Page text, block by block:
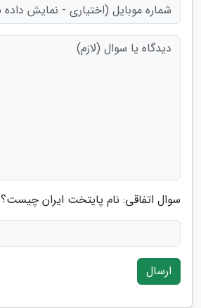
سوال اتفاقی: نام پایتخت ایران چیست؟
ارسال